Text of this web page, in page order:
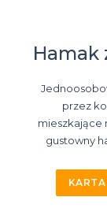
Hamak
przez
mieszkające
gustowny